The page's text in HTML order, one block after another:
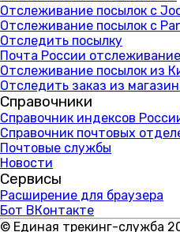
Отслеживание посылок с
Отслеживание посылок с
Отследить посылку
Почта России отслеживание
Отслеживание посылок из
Отследить заказ из
Справочники
Справочник индексов
Справочник почтовых
Почтовые службы
Новости
Сервисы
Расширение для браузера
Бот ВКонтакте
© Единая трекинг-служба